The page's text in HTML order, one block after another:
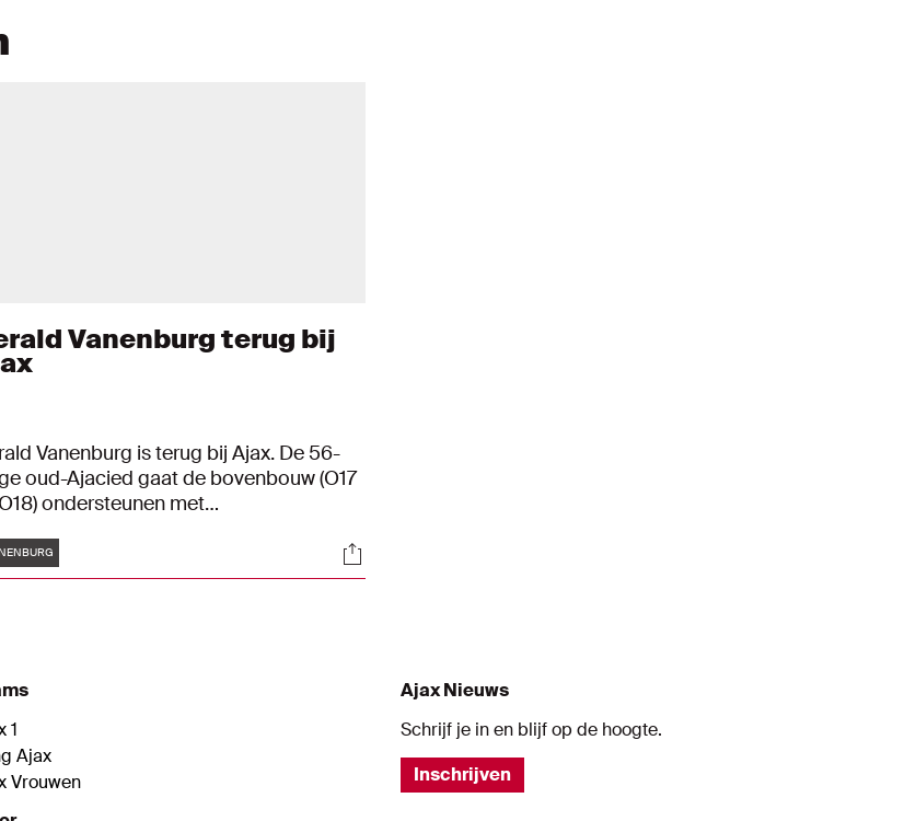
Vanenburg terug bij
Vanenburg is terug bij Ajax. De 56-
oud-Ajacied gaat de bovenbouw (O17
ondersteunen met
Socials
1
Ajax
Vrouwen
Ajax Nieuws
Schrijf je in en blijf op de hoogte.
Inschrijven